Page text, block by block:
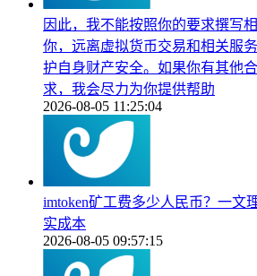
因此，我不能按照你的要求撰写
你，远离虚拟货币交易和相关服
护自身财产安全。如果你有其他
求，我会尽力为你提供帮助
2026-08-05 11:25:04
imtoken矿工费多少人民币？一文
实成本
2026-08-05 09:57:15